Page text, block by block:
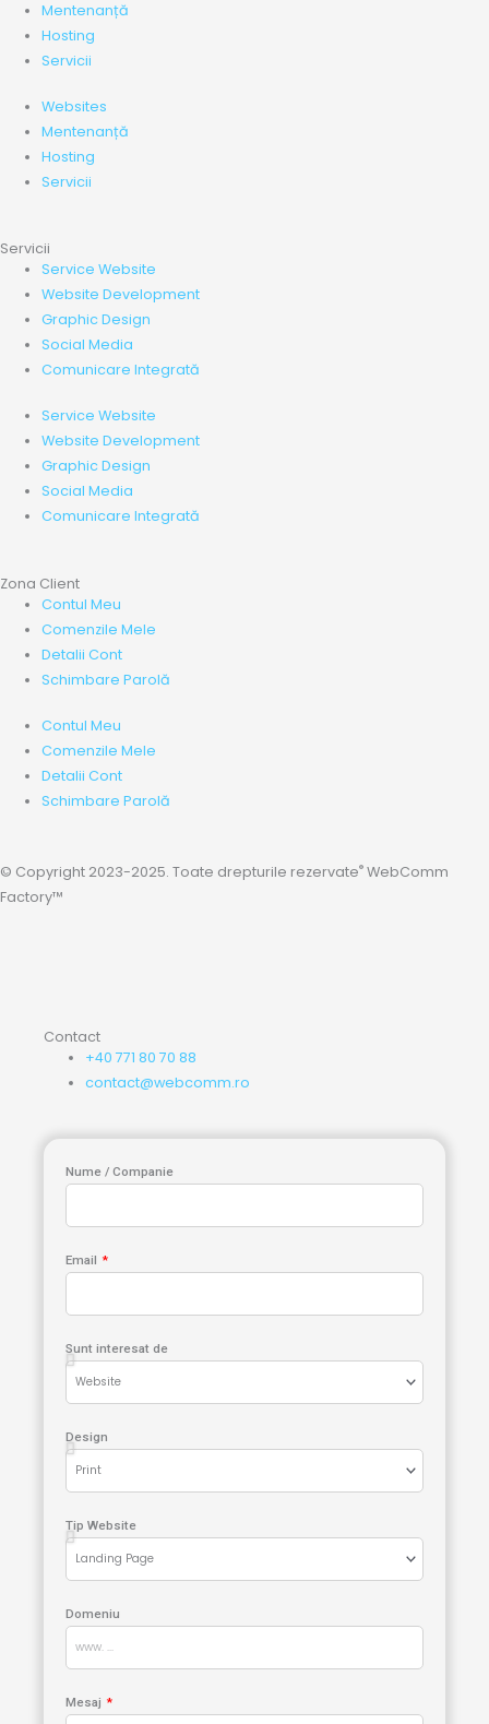
Mentenanță
Hosting
Servicii
Websites
Mentenanță
Hosting
Servicii
Servicii
Service Website
Website Development
Graphic Design
Social Media
Comunicare Integrată
Service Website
Website Development
Graphic Design
Social Media
Comunicare Integrată
Zona Client
Contul Meu
Comenzile Mele
Detalii Cont
Schimbare Parolă
Contul Meu
Comenzile Mele
Detalii Cont
Schimbare Parolă
© Copyright 2023-2025. Toate drepturile rezervate® WebComm
Factory™
Contact
+40 771 80 70 88
contact@webcomm.ro
Nume / Companie
Email
Sunt interesat de
Design
Tip Website
Domeniu
Mesaj